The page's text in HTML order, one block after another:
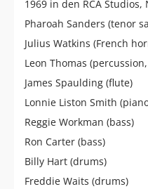
1969 in den RCA Studios,
Pharoah Sanders (tenor
Julius Watkins (French
Leon Thomas
James Spaulding (flute)
Lonnie Liston Smith
Reggie Workman (bass)
Ron Carter (bass)
Billy Hart (drums)
Freddie Waits (drums)